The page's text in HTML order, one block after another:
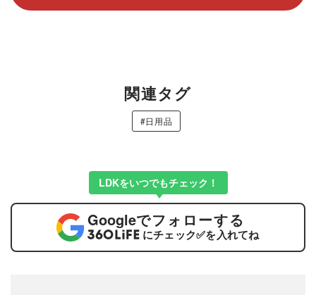
関連タグ
#日用品
LDKをいつでもチェック！
Googleでフォローする
にチェック✅を入れてね